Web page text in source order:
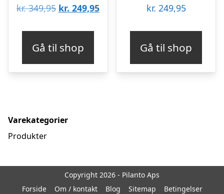
kr.349,95 Den
var:
kr. 349,95.
kr. 249,95Den
kr. 249,95.
Gå til shop
kr. 249,95
Gå til shop
Varekategorier
Produkter
Copyright 2026 - Pilanto Aps
Forside
Om / kontakt Blog Sitemap Betingelser